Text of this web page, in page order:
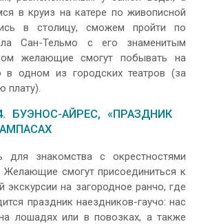
в круиз на катере по живописной
в столицу, сможем пройти по
Сан-Тельмо с его знаменитым
желающие смогут побывать на
в одном из городских театров (за
плату).
БУЭНОС-АЙРЕС, «ПРАЗДНИК
для знакомства с окрестностями
Желающие смогут присоединиться к
экскурсии на загородное ранчо, где
праздник наездников-гаучо: нас
лошадях или в повозках, а также